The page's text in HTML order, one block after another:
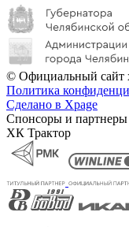
© Официальный сайт
Политика
Сделано в Xpage
Спонсоры и партнеры
ХК Трактор